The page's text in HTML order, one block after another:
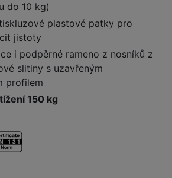
do 10 kg)
plastové patky pro
jistoty
i podpěrné rameno z nosníků z
slitiny s uzavřeným
profilem
150 kg